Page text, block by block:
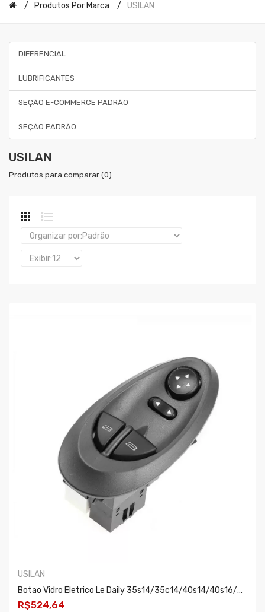
Produtos Por Marca USILAN
DIFERENCIAL
LUBRIFICANTES
SEÇÃO E-COMMERCE PADRÃO
SEÇÃO PADRÃO
USILAN
Produtos para comparar (0)
USILAN
Botao Vidro Eletrico Le Daily 35s14/35c14/40s14/40s16/50c16/70c16
R$524,64